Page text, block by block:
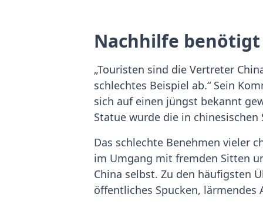
Nachhilfe benötigt
„Touristen sind die Vertreter
schlechtes Beispiel ab.“ Sein
sich auf einen jüngst bekannt
Statue wurde die in
Das schlechte Benehmen vieler
im Umgang mit fremden Sitten
China selbst. Zu den häufigsten
öffentliches Spucken,